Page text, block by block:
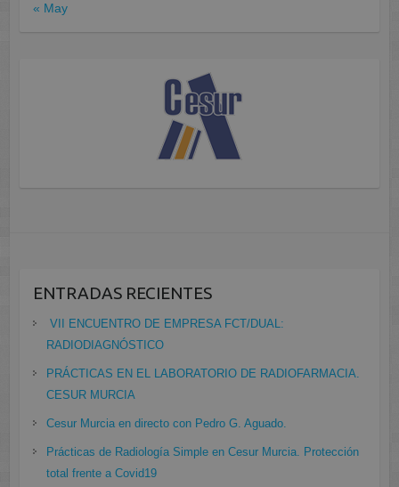
« May
ENTRADAS RECIENTES
VII ENCUENTRO DE EMPRESA FCT/DUAL:
RADIODIAGNÓSTICO
PRÁCTICAS EN EL LABORATORIO DE RADIOFARMACIA.
CESUR MURCIA
Cesur Murcia en directo con Pedro G. Aguado.
Prácticas de Radiología Simple en Cesur Murcia. Protección
total frente a Covid19